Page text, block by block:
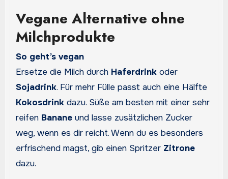
Vegane Alternative ohne
Milchprodukte
So geht’s vegan
Ersetze die Milch durch Haferdrinkoder
Sojadrink. Für mehr Fülle passt auch eine Hälfte
Kokosdrinkdazu. Süße am besten mit einer sehr
reifen Bananeund lasse zusätzlichen Zucker
weg, wenn es dir reicht. Wenn du es besonders
erfrischend magst, gib einen Spritzer Zitrone
dazu.